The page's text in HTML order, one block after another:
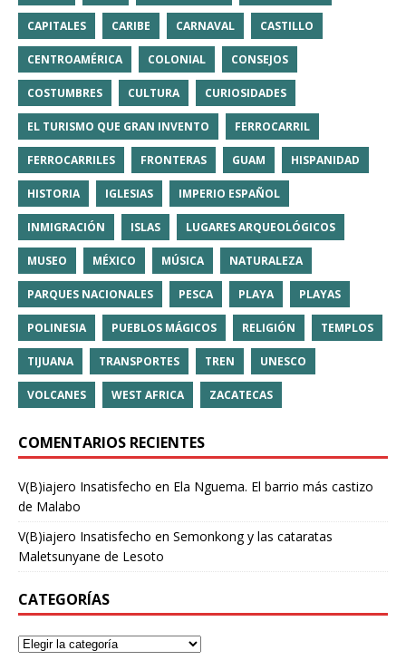
CAPITALES CARIBE CARNAVAL CASTILLO
CENTROAMÉRICA COLONIAL CONSEJOS
COSTUMBRES CULTURA CURIOSIDADES
EL TURISMO QUE GRAN INVENTO FERROCARRIL
FERROCARRILES FRONTERAS GUAM HISPANIDAD
HISTORIA IGLESIAS IMPERIO ESPAÑOL
INMIGRACIÓN ISLAS LUGARES ARQUEOLÓGICOS
MUSEO MÉXICO MÚSICA NATURALEZA
PARQUES NACIONALES PESCA PLAYA PLAYAS
POLINESIA PUEBLOS MÁGICOS RELIGIÓN TEMPLOS
TIJUANA TRANSPORTES TREN UNESCO
VOLCANES WEST AFRICA ZACATECAS
COMENTARIOS RECIENTES
V(B)iajero Insatisfecho en Ela Nguema. El barrio más castizo
de Malabo
V(B)iajero Insatisfecho en Semonkong y las cataratas
Maletsunyane de Lesoto
CATEGORÍAS